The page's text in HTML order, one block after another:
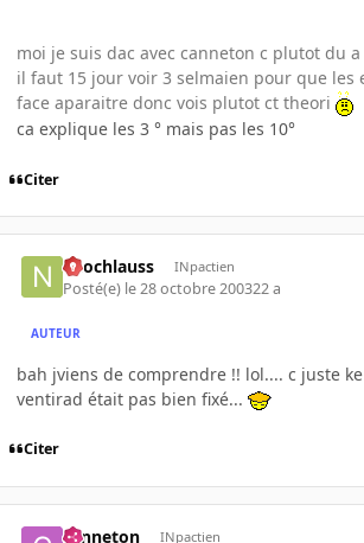
moi je suis dac avec canneton c plutot du
il faut 15 jour voir 3 selmaien pour que les
face aparaitre donc vois plutot ct theori
ca explique les 3 ° mais pas les 10°
Citer
neochlauss INpactien
Posté(e) le 28 octobre 200322 a
AUTEUR
bah jviens de comprendre !! lol.... c juste
ventirad était pas bien fixé...
Citer
canneton INpactien